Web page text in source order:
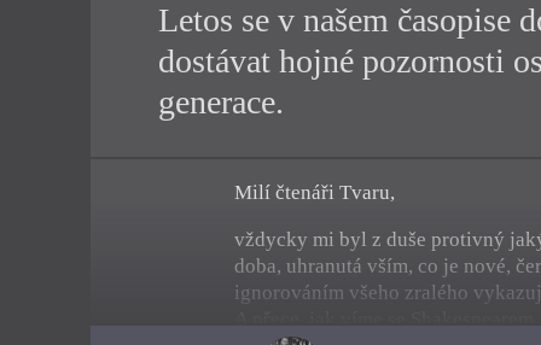
Letos se v našem časopise
dostávat hojné pozornosti
generace.
Milí čtenáři Tvaru,
vždycky mi byl z duše protivný
doba, uhranutá vším, co je nové,
ignorováním všeho zralého